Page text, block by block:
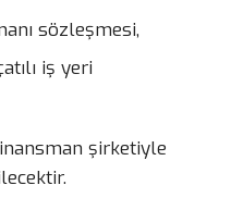
sözleşmesi,
iş yeri
şirketiyle